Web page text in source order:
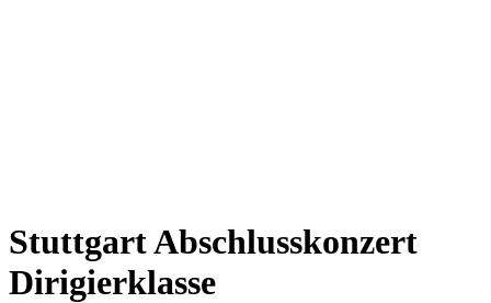
Stuttgart Abschlusskonzert
Dirigierklasse